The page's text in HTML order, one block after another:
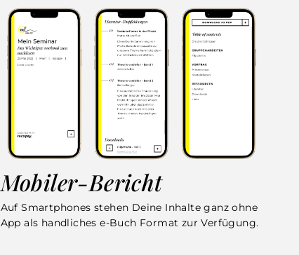
Mobiler-Bericht
Auf Smartphones stehen Deine Inhalte ganz ohne
App als handliches e-Buch Format zur Verfügung.